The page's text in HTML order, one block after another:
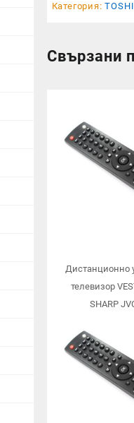
Категория:
Свързани
Дистанционно
телевизор
SHARP